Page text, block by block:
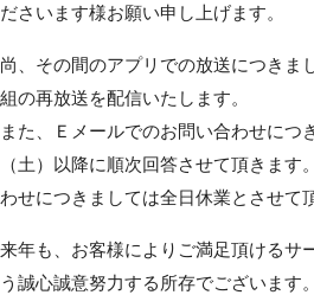
ださいます様お願い申し上げます。
尚、その間のアプリでの放送につきま
組の再放送を配信いたします。
また、Ｅメールでのお問い合わせにつ
（土）以降に順次回答させて頂きます
わせにつきましては全日休業とさせて
来年も、お客様によりご満足頂けるサ
う誠心誠意努力する所存でございます。